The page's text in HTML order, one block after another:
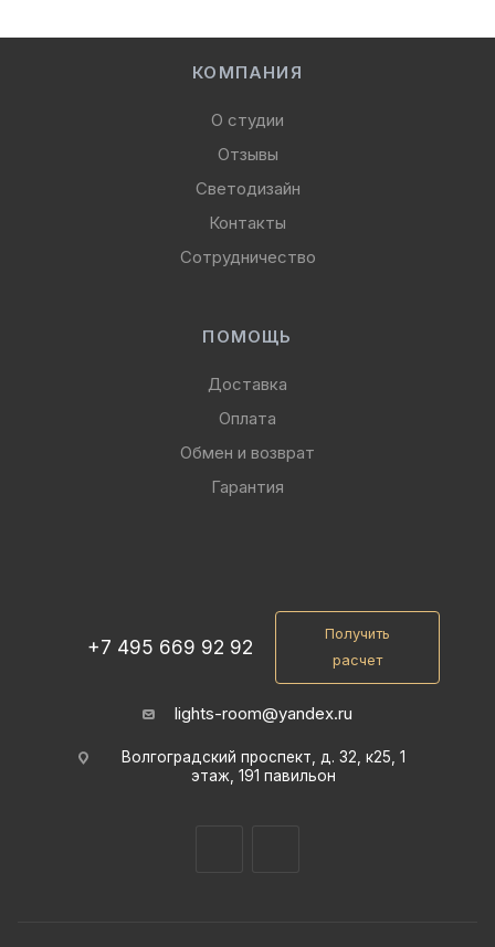
КОМПАНИЯ
О студии
Отзывы
Светодизайн
Контакты
Сотрудничество
ПОМОЩЬ
Доставка
Оплата
Обмен и возврат
Гарантия
+7 495 669 92 92
Получить
расчет
lights-room@yandex.ru
Волгоградский проспект, д. 32, к25, 1
этаж, 191 павильон